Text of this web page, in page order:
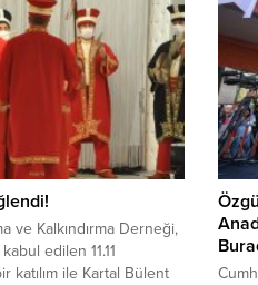
ve Kalkındırma Derneği,
edilen 11.11
katılım ile Kartal Bülent